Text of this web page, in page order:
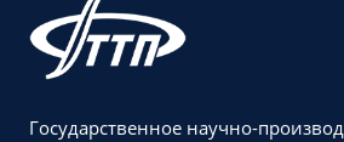
Государственное научно-